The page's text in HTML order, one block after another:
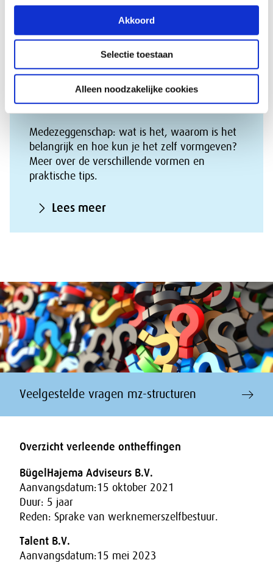
Akkoord
Selectie toestaan
Alleen noodzakelijke cookies
Artikel 5 WOR : Ontheffing van plicht tot instelling or
Medezeggenschap: dit is het en
zo ga je ermee werken
Medezeggenschap: wat is het, waarom is het
belangrijk en hoe kun je het zelf vormgeven?
Meer over de verschillende vormen en
praktische tips.
Lees meer
Veelgestelde vragen mz-structuren
Overzicht verleende ontheffingen
BügelHajema Adviseurs B.V.
Aanvangsdatum:15 oktober 2021
Duur: 5 jaar
Reden: Sprake van werknemerszelfbestuur.
Talent B.V.
Aanvangsdatum:15 mei 2023